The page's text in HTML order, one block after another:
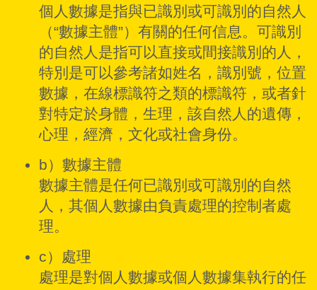
個人數據是指與已識別或可識別的自然人
（“數據主體”）有關的任何信息。可識別
的自然人是指可以直接或間接識別的人，
特別是可以參考諸如姓名，識別號，位置
數據，在線標識符之類的標識符，或者針
對特定於身體，生理，該自然人的遺傳，
心理，經濟，文化或社會身份。
b）數據主體
數據主體是任何已識別或可識別的自然
人，其個人數據由負責處理的控制者處
理。
c）處理
處理是對個人數據或個人數據集執行的任